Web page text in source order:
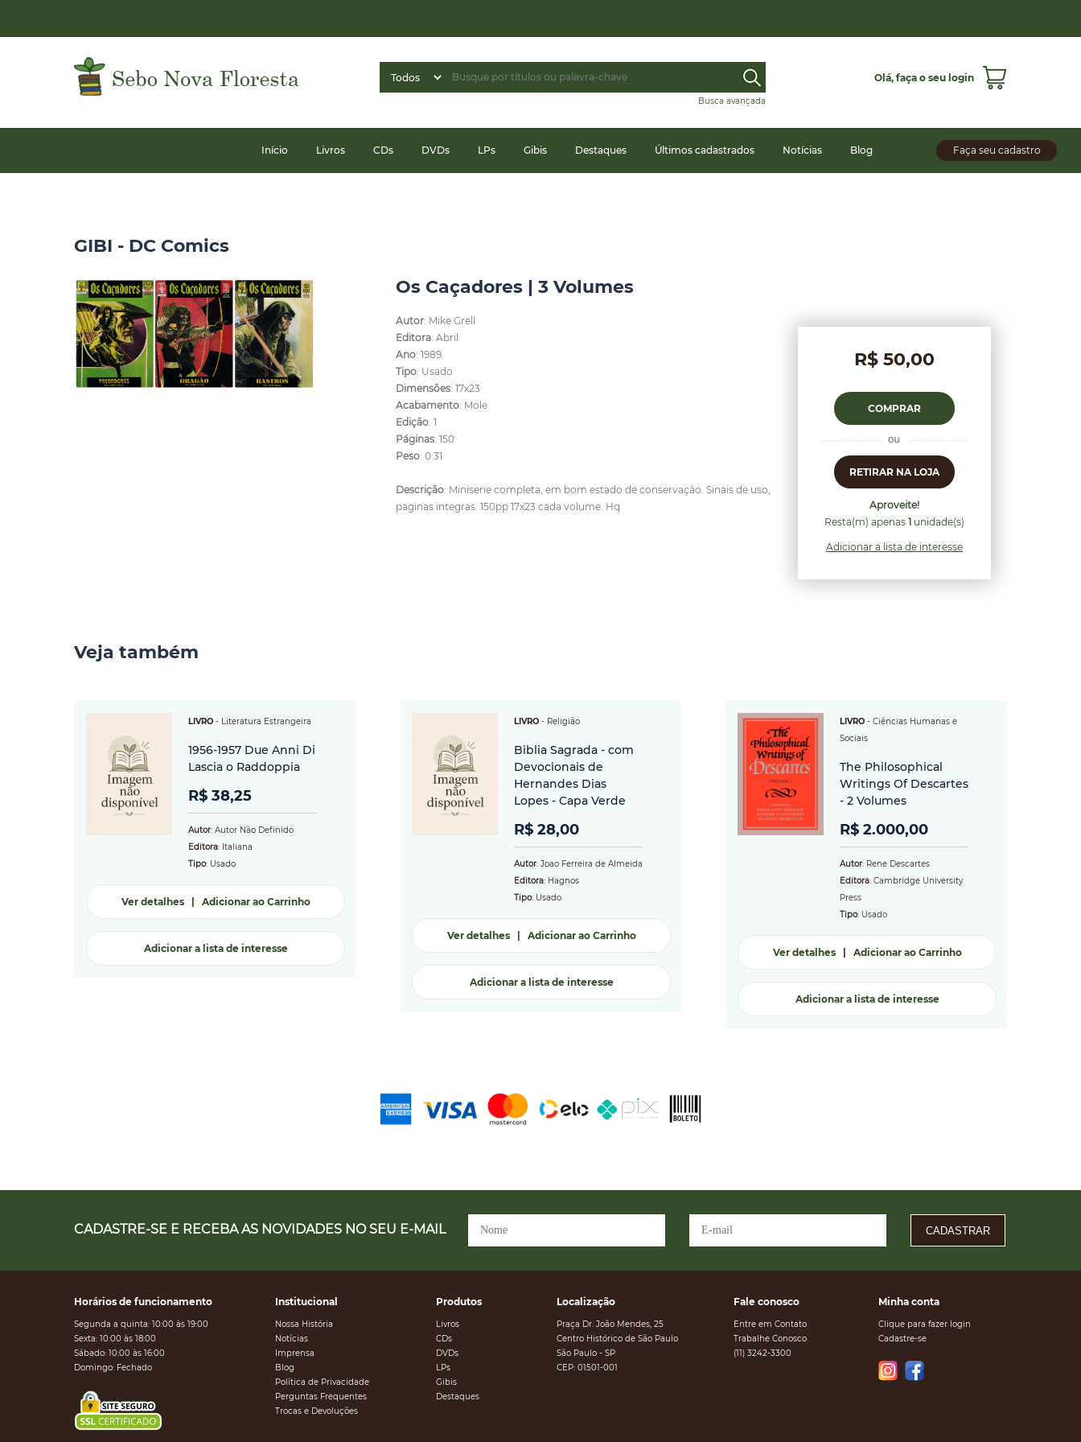
Busca avançada
Olá, faça o seu login
Faça seu cadastro
Início Livros CDs DVDs LPs Gibis Destaques Últimos cadastrados Notícias Blog
GIBI - DC Comics
Os Caçadores | 3 Volumes
Autor: Mike Grell
Editora: Abril
Ano: 1989
Tipo: Usado
Dimensões: 17x23
Acabamento: Mole
Edição: 1
Páginas: 150
Peso: 0.31
Descrição: Miniserie completa, em bom estado de conservação. Sinais de uso,
paginas integras. 150pp 17x23 cada volume. Hq
R$ 50,00
COMPRAR
RETIRAR NA LOJA
Aproveite!
Resta(m) apenas 1 unidade(s)
Adicionar a lista de interesse
Veja também
LIVRO - Literatura Estrangeira
1956-1957 Due Anni Di
Lascia o Raddoppia
R$ 38,25
Autor: Autor Não Definido
Editora: Italiana
Tipo: Usado
Ver detalhes| Adicionar ao Carrinho
Adicionar a lista de interesse
LIVRO - Religião
Biblia Sagrada - com
Devocionais de
Hernandes Dias
Lopes - Capa Verde
R$ 28,00
Autor: Joao Ferreira de Almeida
Editora: Hagnos
Tipo: Usado
Ver detalhes| Adicionar ao Carrinho
Adicionar a lista de interesse
LIVRO - Ciências Humanas e
Sociais
The Philosophical
Writings Of Descartes
- 2 Volumes
R$ 2.000,00
Autor: Rene Descartes
Editora: Cambridge University
Press
Tipo: Usado
Ver detalhes| Adicionar ao Carrinho
Adicionar a lista de interesse
CADASTRE-SE E RECEBA AS NOVIDADES NO SEU E-MAIL CADASTRAR
Horários de funcionamento
Segunda a quinta: 10:00 às 19:00
Sexta: 10:00 às 18:00
Sábado: 10:00 às 16:00
Domingo: Fechado
Institucional
Nossa História
Notícias
Imprensa
Blog
Política de Privacidade
Perguntas Frequentes
Trocas e Devoluções
Produtos
Livros
CDs
DVDs
LPs
Gibis
Destaques
Localização
Praça Dr. João Mendes, 25
Centro Histórico de São Paulo
São Paulo - SP
CEP: 01501-001
Fale conosco
Entre em Contato
Trabalhe Conosco
(11) 3242-3300
Minha conta
Clique para fazer login
Cadastre-se